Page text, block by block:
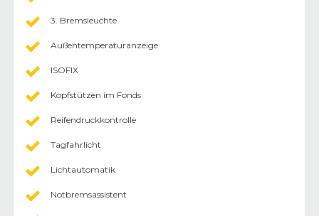
3. Bremsleuchte
Außentemperaturanzeige
ISOFIX
Kopfstützen im Fonds
Reifendruckkontrolle
Tagfahrlicht
Lichtautomatik
Notbremsassistent